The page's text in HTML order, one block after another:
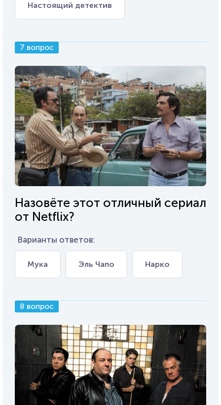
Настоящий детектив
7 вопрос
Назовёте этот отличный сериал
от Netflix?
Варианты ответов:
Мука Эль Чапо Нарко
8 вопрос